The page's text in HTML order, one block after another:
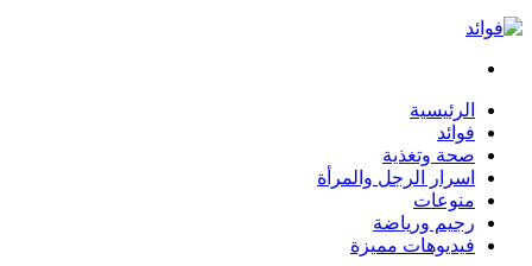
الرئيسية
فوائد
صحة وتغذية
اسرار الرجل والمرأة
منوعات
رجيم ورياضة
فيديوهات مميزة